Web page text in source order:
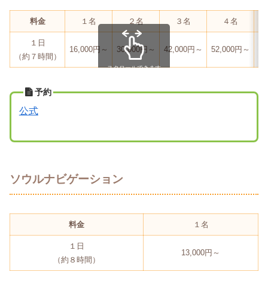
料金 １名 ２名 ３名 ４名
１日
（約７時間）
16,000円～ 30,000円～ 42,000円～ 52,000円～
スクロールできます
予約
公式
ソウルナビゲーション
料金 １名
１日
（約８時間）
13,000円～